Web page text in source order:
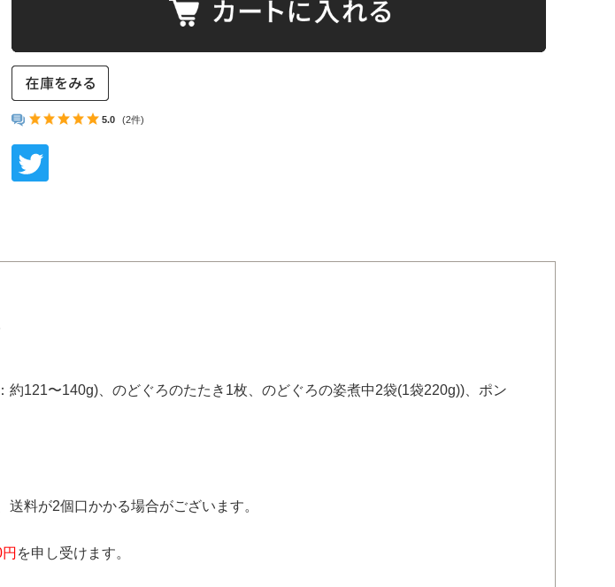
さま鍋シリーズ
もシリーズ
フェシリーズ
きあげシリーズ
うまいもん
（レジ袋）
・ギフト
5.0 (2件)
121〜140g)、のどぐろのたたき1枚、のどぐろの姿煮中2袋(1袋220g))、ポン
料が2個口かかる場合がございます。
を申し受けます。